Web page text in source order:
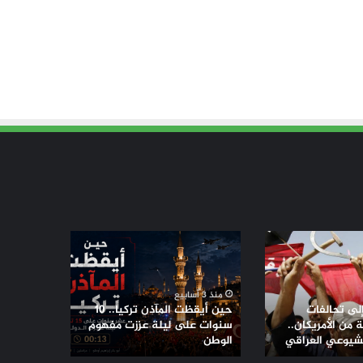
تحالفات
من الأمريكان..
العراقي
حين
أيقظت
المآذن
تركيا..
10
سنوات
على
ليلة
منذ 3 أسابيع
حين أيقظت المآذن تركيا.. 10
سنوات على ليلة عززت مفهوم
الوطن